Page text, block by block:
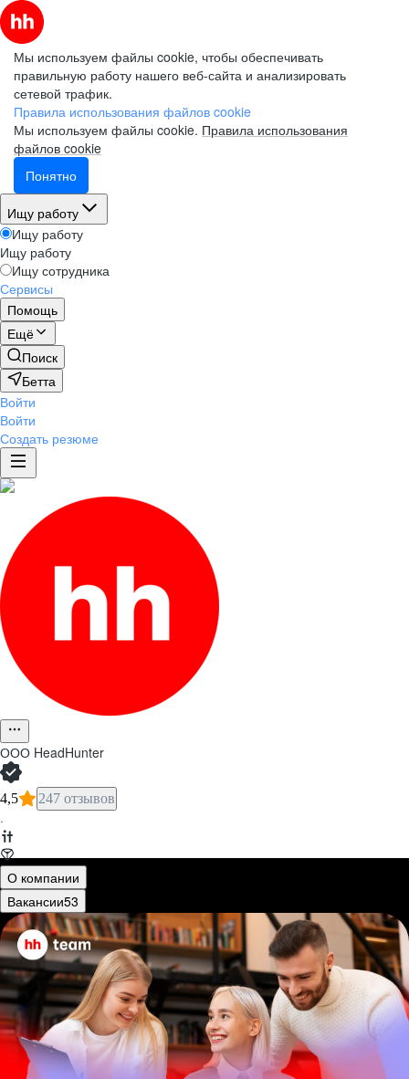
Мы используем файлы cookie, чтобы обеспечивать
правильную работу нашего веб-сайта и анализировать
сетевой трафик.
Правила использования файлов cookie
Мы используем файлы cookie. Правила использования
файлов cookie
Понятно
Ищу работу
Ищу работу
Ищу работу
Ищу сотрудника
Сервисы
Помощь
Ещё
Поиск
Бетта
Войти
Войти
Создать резюме
ООО HeadHunter
4,5 247 отзывов
·
О компании
Вакансии53